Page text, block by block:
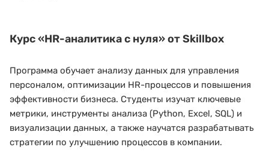
Курс«HR-аналитика с нуля»от Skillbox
Программа обучает анализу данных для управления
персоналом, оптимизации HR-процессов и повышения
эффективности бизнеса. Студенты изучат ключевые
метрики, инструменты анализа (Python, Excel, SQL) и
визуализации данных, а также научатся разрабатывать
стратегии по улучшению процессов в компании.